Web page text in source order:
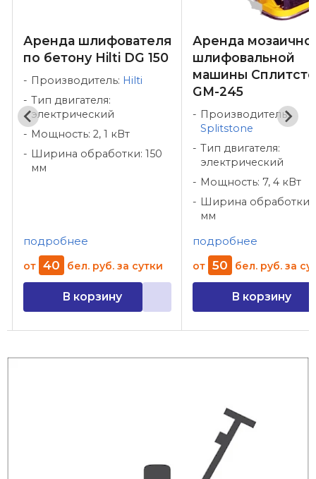
Аренда шлифователя
по бетону Hilti DG 150
Производитель: Hilti
Тип двигателя:
электрический
Мощность: 2, 1 кВт
Ширина обработки: 150
мм
подробнее
от 40 бел. руб. за сутки
В корзину
Аренда
шлифовальной
машины
GM-245
Производитель:
Splitstone
Тип двигателя:
электрический
Мощность: 7, 4 кВт
Ширина обработки:
мм
подробнее
от 50 бел. руб. за
В корзину